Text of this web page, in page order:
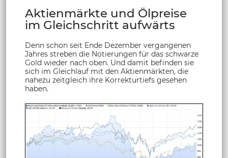
Aktienmärkte und Ölpreise
im Gleichschritt aufwärts
Denn schon seit Ende Dezember vergangenen
Jahres streben die Notierungen für das schwarze
Gold wieder nach oben. Und damit befinden sie
sich im Gleichlauf mit den Aktienmärkten, die
nahezu zeitgleich ihre Korrekturtiefs gesehen
haben.